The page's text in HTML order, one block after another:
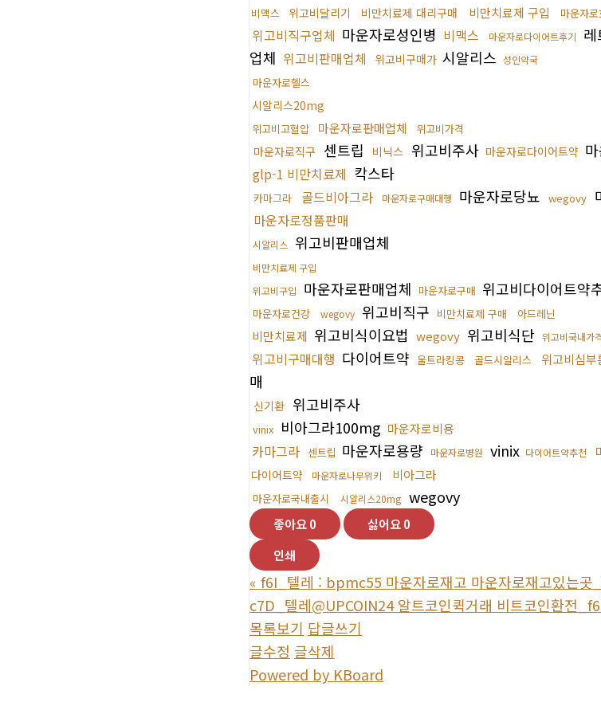
비맥스 위고비달리기 비만치료제 대리구매 비만치료제 구입 마운자
위고비직구업체 마운자로성인병 비맥스 마운자로다이어트후기
업체 위고비판매업체 위고비구매가 시알리스 성인약국
마운자로헬스
시알리스20mg
위고비고혈압 마운자로판매업체 위고비가격
마운자로직구 센트립 비닉스 위고비주사 마운자로다이어트약
glp-1 비만치료제 칵스타
카마그라 골드비아그라 마운자로구매대행 마운자로당뇨 wegovy
마운자로정품판매
시알리스 위고비판매업체
비만치료제 구입
위고비구입
마운자로판매업체 마운자로구매 위고비다이어트약
마운자로건강 wegovy 위고비직구 비만치료제 구매 아드레닌
비만치료제 위고비식이요법 wegovy 위고비식단 위고비국내가
위고비구매대행 다이어트약 울트라킹콩 골드시알리스 위고비심부
매
신기환 위고비주사
vinix 비아그라100mg 마운자로비용
카마그라 센트립 마운자로용량 마운자로병원 vinix 다이어트약추천
다이어트약 마운자로나무위키 비아그라
마운자로국내출시 시알리스20mg wegovy
좋아요0 싫어요0
인쇄
« f6I_텔레 : bpmc55 마운자로재고 마운자로재고있는곳
c7D_텔레@UPCOIN24 알트코인퀵거래 비트코인환전
목록보기 답글쓰기
글수정 글삭제
Powered by KBoard